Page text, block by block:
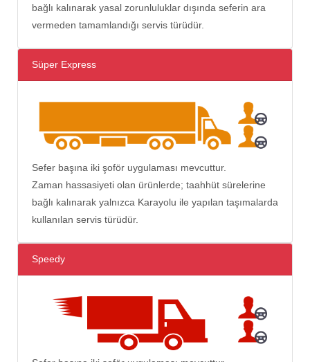
bağlı kalınarak yasal zorunluluklar dışında seferin ara
vermeden tamamlandığı servis türüdür.
Süper Express
Sefer başına iki şoför uygulaması mevcuttur.
Zaman hassasiyeti olan ürünlerde; taahhüt sürelerine
bağlı kalınarak yalnızca Karayolu ile yapılan taşımalarda
kullanılan servis türüdür.
Speedy